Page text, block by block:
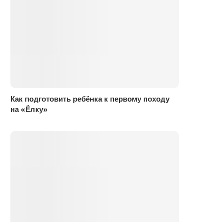
Как подготовить ребёнка к первому походу
на «Ёлку»